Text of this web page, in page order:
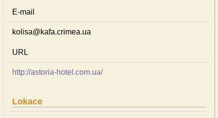
E-mail
kolisa@kafa.crimea.ua
URL
http://astoria-hotel.com.ua/
Lokace